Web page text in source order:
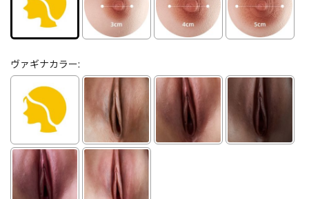
ヴァギナカラー: